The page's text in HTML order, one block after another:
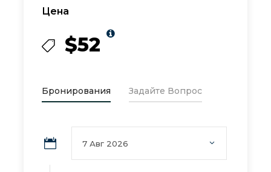
Цена
$52
Бронирования Задайте Вопрос